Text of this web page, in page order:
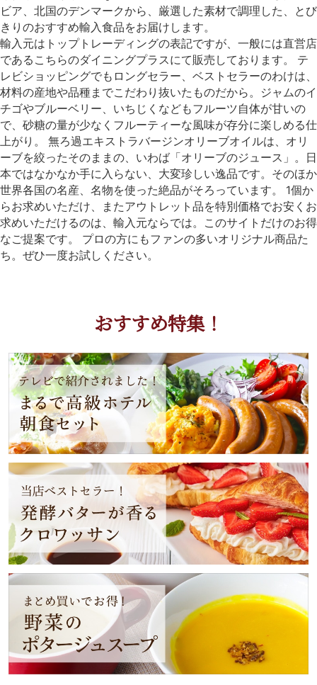
ビア、北国のデンマークから、厳選した素材で調理した、とび
きりのおすすめ輸入食品をお届けします。
輸入元はトップトレーディングの表記ですが、一般には直営店
であるこちらのダイニングプラスにて販売しております。 テ
レビショッピングでもロングセラー、ベストセラーのわけは、
材料の産地や品種までこだわり抜いたものだから。ジャムのイ
チゴやブルーベリー、いちじくなどもフルーツ自体が甘いの
で、砂糖の量が少なくフルーティーな風味が存分に楽しめる仕
上がり。 無ろ過エキストラバージンオリーブオイルは、オリ
ーブを絞ったそのままの、いわば「オリーブのジュース」。日
本ではなかなか手に入らない、大変珍しい逸品です。そのほか
世界各国の名産、名物を使った絶品がそろっています。 1個か
らお求めいただけ、またアウトレット品を特別価格でお安くお
求めいただけるのは、輸入元ならでは。このサイトだけのお得
なご提案です。 プロの方にもファンの多いオリジナル商品た
ち。ぜひ一度お試しください。
おすすめ特集！